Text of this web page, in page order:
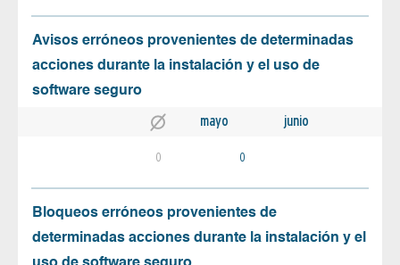
Avisos erróneos provenientes de determinadas
acciones durante la instalación y el uso de
software seguro
mayo junio
0 0
Bloqueos erróneos provenientes de
determinadas acciones durante la instalación y el